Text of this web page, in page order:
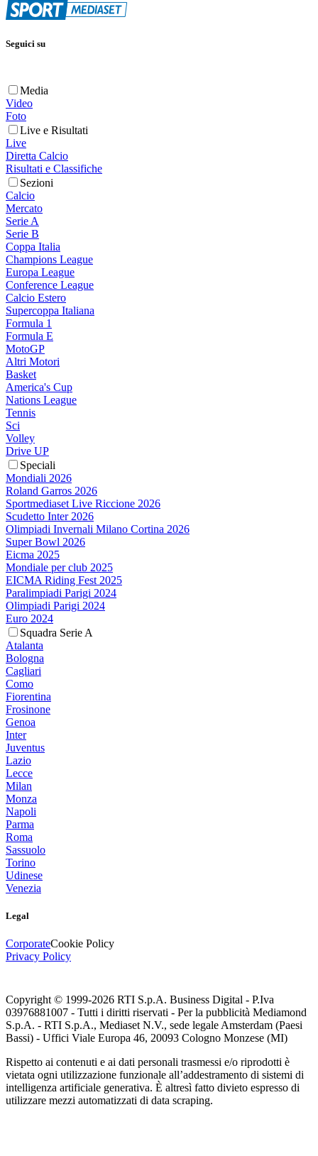
Seguici su
Media
Video
Foto
Live e Risultati
Live
Diretta Calcio
Risultati e Classifiche
Sezioni
Calcio
Mercato
Serie A
Serie B
Coppa Italia
Champions League
Europa League
Conference League
Calcio Estero
Supercoppa Italiana
Formula 1
Formula E
MotoGP
Altri Motori
Basket
America's Cup
Nations League
Tennis
Sci
Volley
Drive UP
Speciali
Mondiali 2026
Roland Garros 2026
Sportmediaset Live Riccione 2026
Scudetto Inter 2026
Olimpiadi Invernali Milano Cortina 2026
Super Bowl 2026
Eicma 2025
Mondiale per club 2025
EICMA Riding Fest 2025
Paralimpiadi Parigi 2024
Olimpiadi Parigi 2024
Euro 2024
Squadra Serie A
Atalanta
Bologna
Cagliari
Como
Fiorentina
Frosinone
Genoa
Inter
Juventus
Lazio
Lecce
Milan
Monza
Napoli
Parma
Roma
Sassuolo
Torino
Udinese
Venezia
Legal
CorporateCookie Policy
Privacy Policy
Copyright © 1999-2026 RTI S.p.A. Business Digital - P.Iva
03976881007 - Tutti i diritti riservati - Per la pubblicità Mediamond
S.p.A. - RTI S.p.A., Mediaset N.V., sede legale Amsterdam (Paesi
Bassi) - Uffici Viale Europa 46, 20093 Cologno Monzese (MI)
Rispetto ai contenuti e ai dati personali trasmessi e/o riprodotti è
vietata ogni utilizzazione funzionale all’addestramento di sistemi di
intelligenza artificiale generativa. È altresì fatto divieto espresso di
utilizzare mezzi automatizzati di data scraping.